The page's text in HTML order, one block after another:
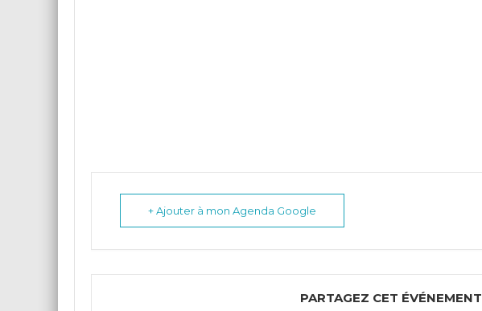
+ Ajouter à mon Agenda Google
PARTAGEZ CET ÉVÉNEMENT